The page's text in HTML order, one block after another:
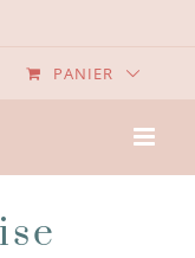
PANIER